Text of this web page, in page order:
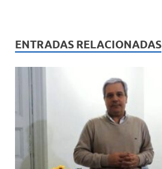
s
A
b
p
ENTRADAS RELACIONADAS